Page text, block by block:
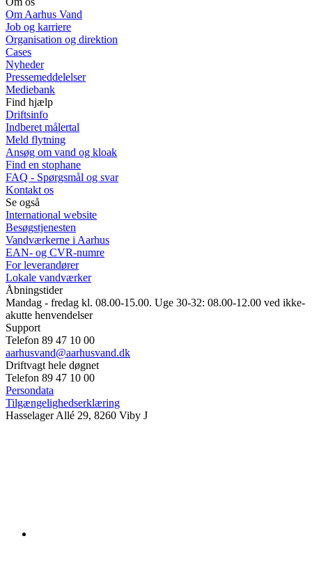
Om Aarhus Vand
Job og karriere
Organisation og direktion
Cases
Nyheder
Pressemeddelelser
Mediebank
Find hjælp
Driftsinfo
Indberet målertal
Meld flytning
Ansøg om vand og kloak
Find en stophane
FAQ - Spørgsmål og svar
Kontakt os
Se også
International website
Besøgstjenesten
Vandværkerne i Aarhus
EAN- og CVR-numre
For leverandører
Lokale vandværker
Åbningstider
Mandag - fredag kl. 08.00-15.00. Uge 30-32: 08.00-12.00 ved ikke-
akutte henvendelser
Support
Telefon 89 47 10 00
aarhusvand@aarhusvand.dk
Driftvagt hele døgnet
Telefon 89 47 10 00
Persondata
Tilgængelighedserklæring
Hasselager Allé 29, 8260 Viby J